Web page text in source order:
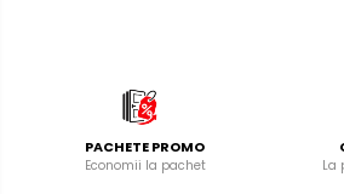
PACHETE PROMO
Economii la pachet La